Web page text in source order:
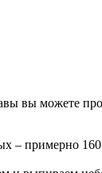
вы можете
– примерно